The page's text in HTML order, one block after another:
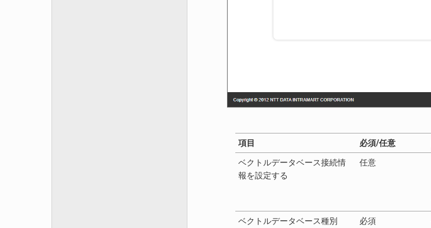
項目 必須/任意
ベクトルデータベース接続情
報を設定する
任意
ベクトルデータベース種別 必須